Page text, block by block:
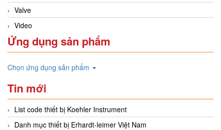
Valve
Video
Ứng dụng sản phẩm
Chọn ứng dụng sản phẩm
Tin mới
List code thiết bị Koehler Instrument
Danh mục thiết bị Erhardt-leimer Việt Nam